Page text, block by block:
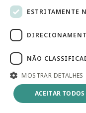
ESTRITAMENTE
NÃO
MOSTRAR DETALHES
ACEITAR TODOS